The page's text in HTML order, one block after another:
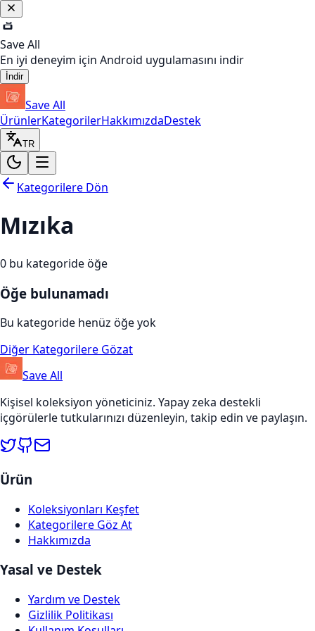
Save All
En iyi deneyim için Android uygulamasını indir
İndir
Save All
ÜrünlerKategorilerHakkımızdaDestek
TR
Kategorilere Dön
Mızıka
0 bu kategoride öğe
Öğe bulunamadı
Bu kategoride henüz öğe yok
Diğer Kategorilere Gözat
Save All
Kişisel koleksiyon yöneticiniz. Yapay zeka destekli
içgörülerle tutkularınızı düzenleyin, takip edin ve paylaşın.
Ürün
Koleksiyonları Keşfet
Kategorilere Göz At
Hakkımızda
Yasal ve Destek
Yardım ve Destek
Gizlilik Politikası